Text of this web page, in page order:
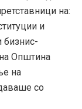
на:
и
бизнис-
Општина
на
со